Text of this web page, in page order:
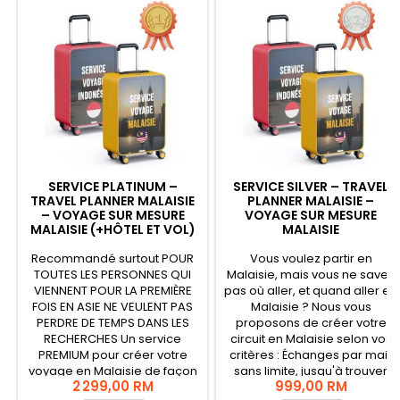
SERVICE PLATINUM –
TRAVEL PLANNER MALAISIE
– VOYAGE SUR MESURE
MALAISIE (+HÔTEL ET VOL)
Recommandé surtout POUR
TOUTES LES PERSONNES QUI
VIENNENT POUR LA PREMIÈRE
FOIS EN ASIE NE VEULENT PAS
PERDRE DE TEMPS DANS LES
RECHERCHES Un service
PREMIUM pour créer votre
voyage en Malaisie de façon
personnalisée. Le service
2 299,00 RM
SERVICE SILVER – TRAVEL
PLANNER MALAISIE –
VOYAGE SUR MESURE
MALAISIE
Vous voulez partir en
Malaisie, mais vous ne savez
pas où aller, et quand aller en
Malaisie ? Nous vous
proposons de créer votre
circuit en Malaisie selon vos
critères : Échanges par mail,
sans limite, jusqu'à trouver
votre circuit. Vidéo
999,00 RM